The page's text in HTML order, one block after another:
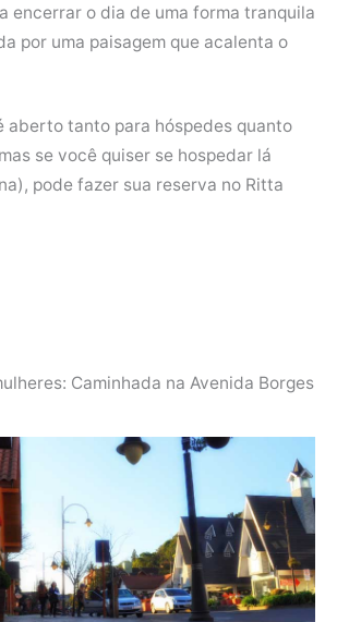
encerrar o dia de uma forma tranquila
por uma paisagem que acalenta o
aberto tanto para hóspedes quanto
se você quiser se hospedar lá
pode fazer sua reserva no Ritta
Caminhada na Avenida Borges